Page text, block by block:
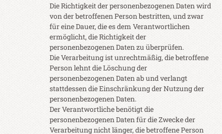
Die Richtigkeit der personenbezogenen Daten wird
von der betroffenen Person bestritten, und zwar
für eine Dauer, die es dem Verantwortlichen
ermöglicht, die Richtigkeit der
personenbezogenen Daten zu überprüfen.
Die Verarbeitung ist unrechtmäßig, die betroffene
Person lehnt die Löschung der
personenbezogenen Daten ab und verlangt
stattdessen die Einschränkung der Nutzung der
personenbezogenen Daten.
Der Verantwortliche benötigt die
personenbezogenen Daten für die Zwecke der
Verarbeitung nicht länger, die betroffene Person